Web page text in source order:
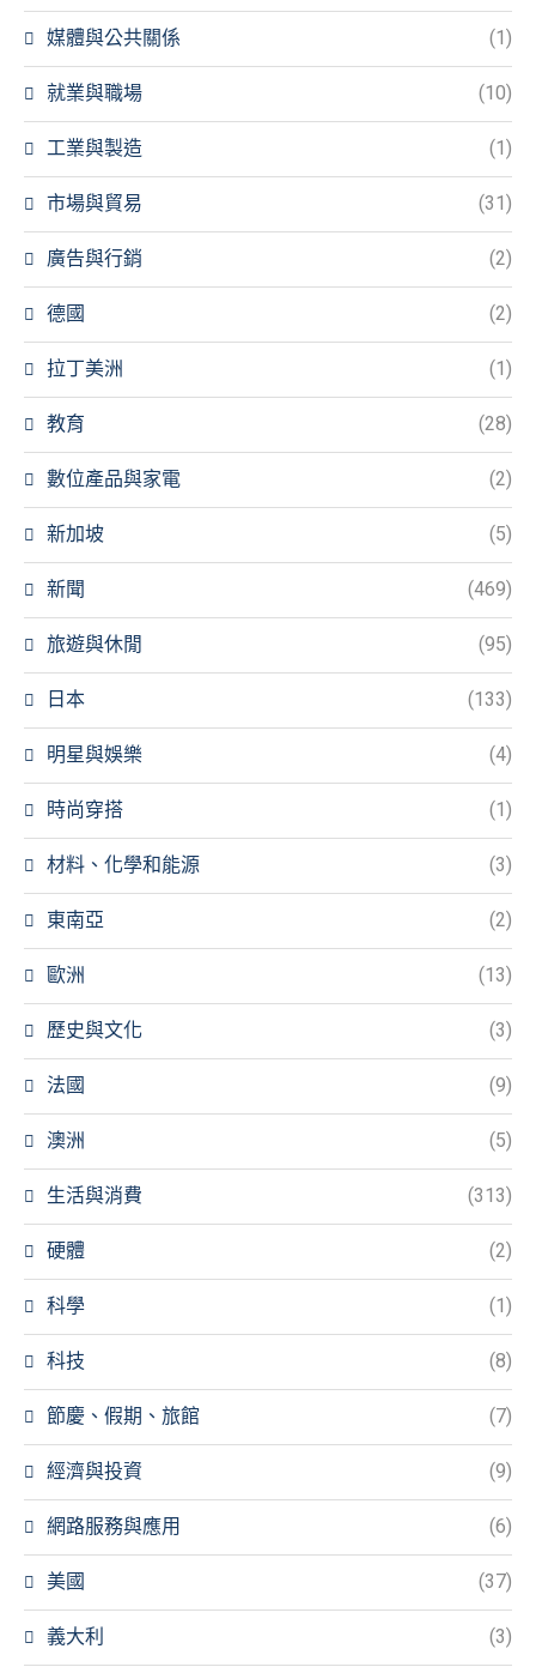
媒體與公共關係 (1)
就業與職場 (10)
工業與製造 (1)
市場與貿易 (31)
廣告與行銷 (2)
德國 (2)
拉丁美洲 (1)
教育 (28)
數位產品與家電 (2)
新加坡 (5)
新聞 (469)
旅遊與休閒 (95)
日本 (133)
明星與娛樂 (4)
時尚穿搭 (1)
材料、化學和能源 (3)
東南亞 (2)
歐洲 (13)
歷史與文化 (3)
法國 (9)
澳洲 (5)
生活與消費 (313)
硬體 (2)
科學 (1)
科技 (8)
節慶、假期、旅館 (7)
經濟與投資 (9)
網路服務與應用 (6)
美國 (37)
義大利 (3)